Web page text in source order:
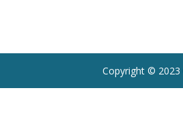
Copyright © 2023